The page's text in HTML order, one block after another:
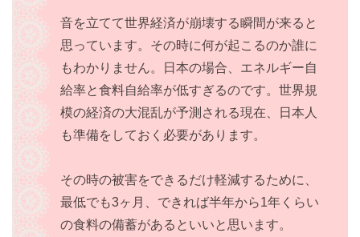
音を立てて世界経済が崩壊する瞬間が来ると
思っています。その時に何が起こるのか誰に
もわかりません。日本の場合、エネルギー自
給率と食料自給率が低すぎるのです。世界規
模の経済の大混乱が予測される現在、日本人
も準備をしておく必要があります。
その時の被害をできるだけ軽減するために、
最低でも3ヶ月、できれば半年から1年くらい
の食料の備蓄があるといいと思います。